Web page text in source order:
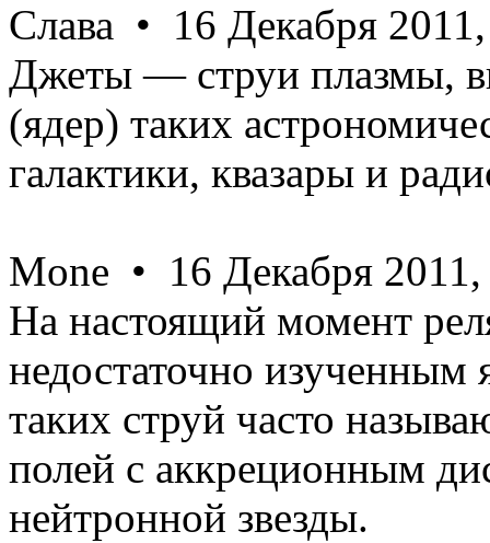
Слава • 16 Декабря
Джеты — струи плазмы,
(ядер) таких
галактики, квазары и
Mone • 16 Декабря
На настоящий момент
недостаточно
таких струй часто
полей с аккреционным
нейтронной звезды.